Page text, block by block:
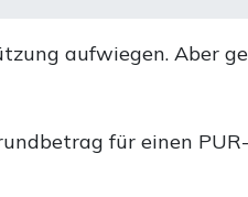
aufwiegen. Aber
für einen